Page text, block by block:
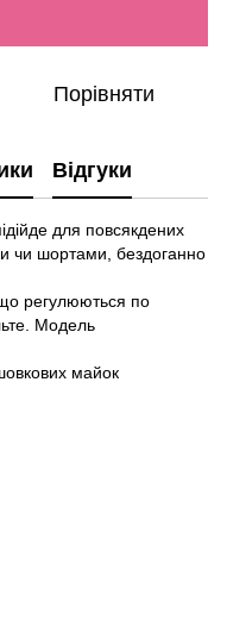
Порівняти
Відгуки
для повсякдених
чи шортами, бездоганно
регулюються по
Модель
майок